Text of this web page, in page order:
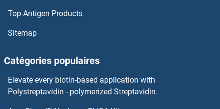
CD73 Anticorps
CD70 Anticorps
CD7 Anticorps
Top Antigen Products
Sitemap
Catégories populaires
Elevate every biotin-based application with
Polystreptavidin - polymerized Streptavidin.